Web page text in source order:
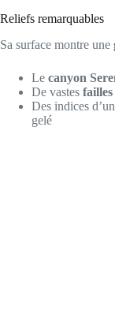
Reliefs remarquables
Sa surface montre une
Le canyon
De vastes
Des indices d’un
gelé